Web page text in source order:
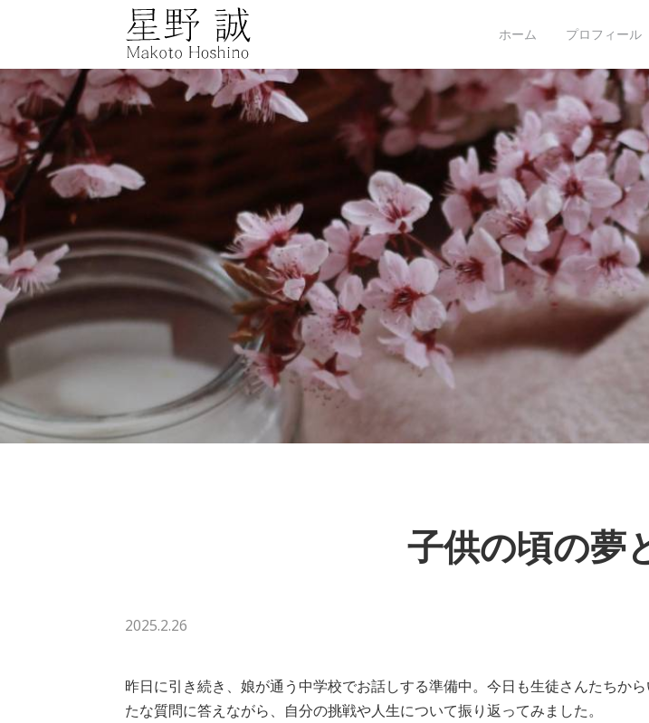
星野誠 makoto hoshino
ホーム プロフィール
子供の頃の夢
2025.2.26
昨日に引き続き、娘が通う中学校でお話しする準備中。今日も生徒さんたちか
たな質問に答えながら、自分の挑戦や人生について振り返ってみました。